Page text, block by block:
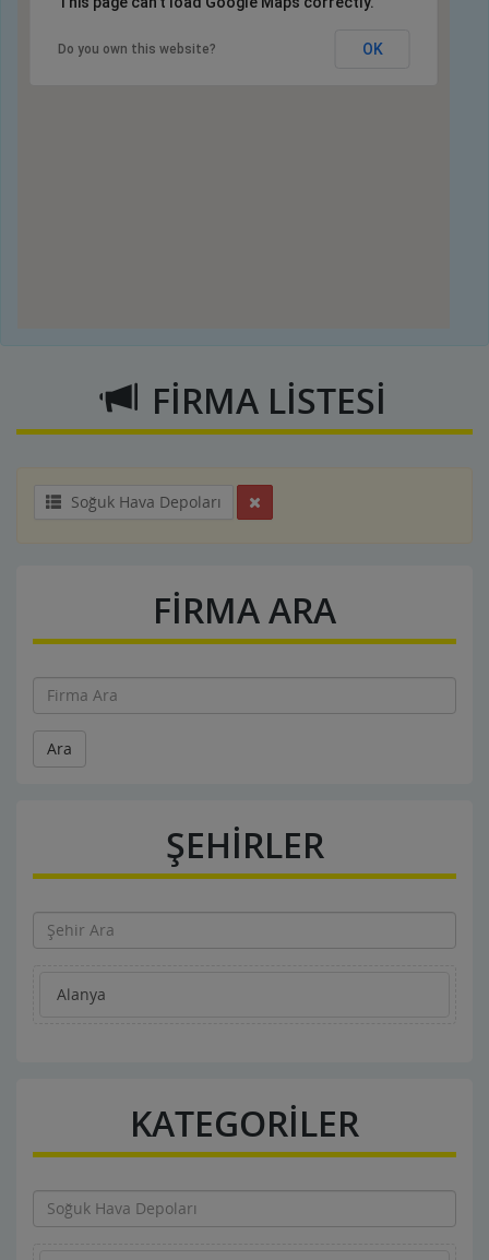
Do you own this website? OK
FİRMA LİSTESİ
Soğuk Hava Depoları
FİRMA ARA
Ara
ŞEHİRLER
Alanya
KATEGORİLER